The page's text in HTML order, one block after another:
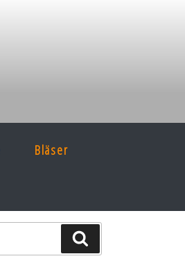
Bläser